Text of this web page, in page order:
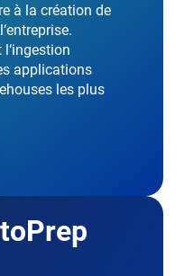
à la création de
applications
les plus